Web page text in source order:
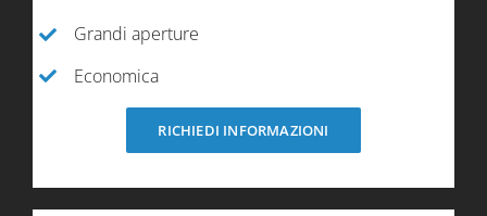
Grandi aperture
Economica
RICHIEDI INFORMAZIONI